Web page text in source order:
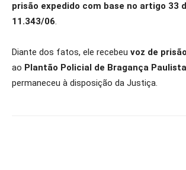
prisão expedido com base no artigo 33
11.343/06.
Diante dos fatos, ele recebeu voz de prisão
ao Plantão Policial de Bragança Paulista
permaneceu à disposição da Justiça.